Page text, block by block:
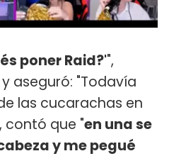
poner Raid?'",
aseguró: "Todavía
las cucarachas en
contó que "en una se
y me pegué